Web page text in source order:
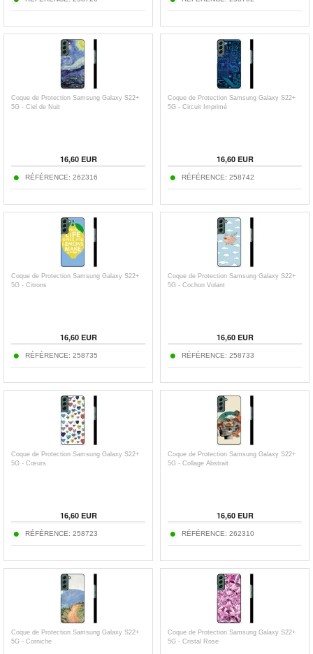
Coque de Protection Samsung Galaxy S22+
5G - Ciel de Nuit
16,60 EUR
RÉFÉRENCE: 262316
Coque de Protection Samsung Galaxy S22+
5G - Circuit Imprimé
16,60 EUR
RÉFÉRENCE: 258742
Coque de Protection Samsung Galaxy S22+
5G - Citrons
16,60 EUR
RÉFÉRENCE: 258735
Coque de Protection Samsung Galaxy S22+
5G - Cochon Volant
16,60 EUR
RÉFÉRENCE: 258733
Coque de Protection Samsung Galaxy S22+
5G - Cœurs
16,60 EUR
RÉFÉRENCE: 258723
Coque de Protection Samsung Galaxy S22+
5G - Collage Abstrait
16,60 EUR
RÉFÉRENCE: 262310
Coque de Protection Samsung Galaxy S22+
5G - Corniche
Coque de Protection Samsung Galaxy S22+
5G - Cristal Rose